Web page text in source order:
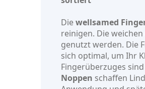
Diewellsamed
reinigen. Die
genutzt werden. Die
sich optimal, um Ihr
Fingerüberzuges
Noppen schaffen